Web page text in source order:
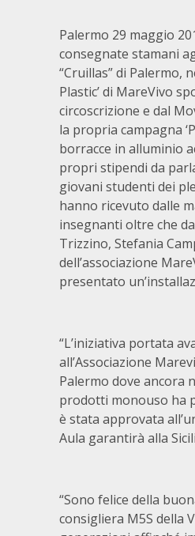
Palermo 29 maggio
consegnate stamani
“Cruillas” di Palermo,
Plastic’ di MareVivo
circoscrizione e dal
la propria campagna
borracce in alluminio
propri stipendi da
giovani studenti dei
hanno ricevuto dalle
insegnanti oltre che
Trizzino, Stefania
dell’associazione
presentato
“L’iniziativa portata
all’Associazione
Palermo dove ancora
prodotti monouso ha
è stata approvata
Aula garantirà alla
“Sono felice della
consigliera M5S della